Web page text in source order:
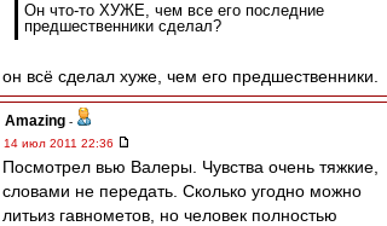
Он что-то ХУЖЕ, чем все его последние
предшественники сделал?
он всё сделал хуже, чем его предшественники.
Amazing -
14 июл 2011 22:36
Посмотрел вью Валеры. Чувства очень тяжкие,
словами не передать. Сколько угодно можно
литьиз гавнометов, но человек полностью